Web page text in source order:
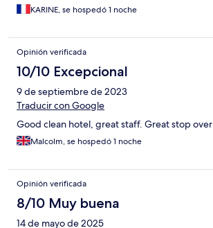
KARINE, se hospedó 1 noche
Opinión verificada
10/10 Excepcional
9 de septiembre de 2023
Traducir con Google
Good clean hotel, great staff. Great stop over
Malcolm, se hospedó 1 noche
Opinión verificada
8/10 Muy buena
14 de mayo de 2025